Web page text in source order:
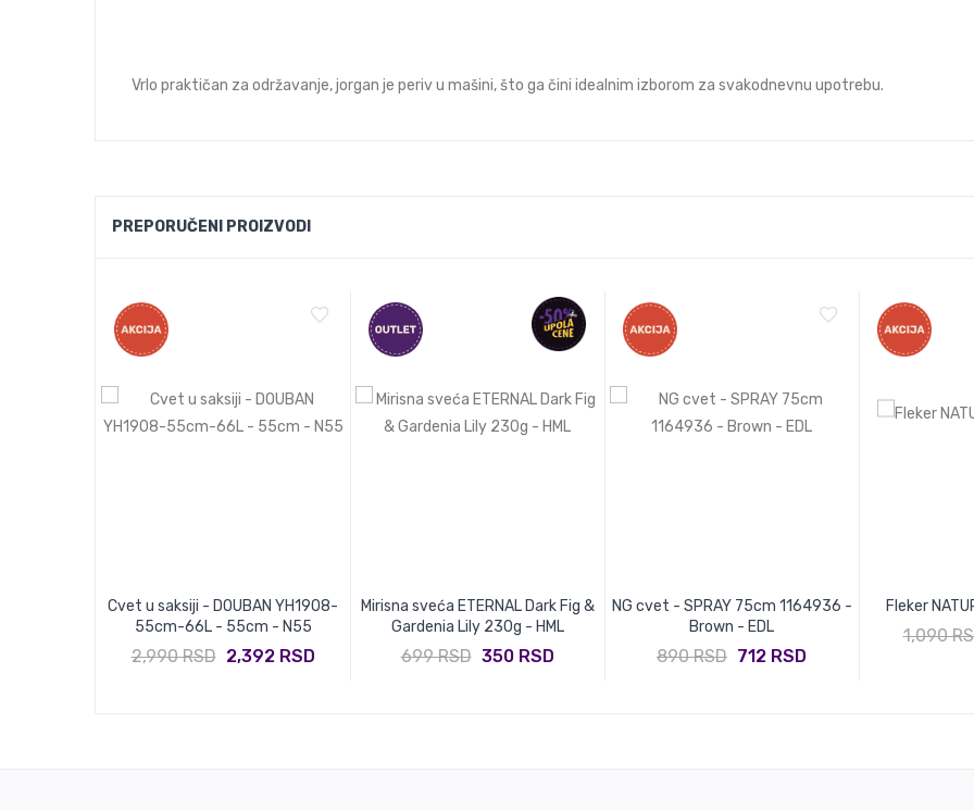
Vrlo praktičan za održavanje, jorgan je periv u mašini, što ga čini idealnim izborom za svakodnevnu upotrebu.
PREPORUČENI PROIZVODI
Cvet u saksiji - DOUBAN YH1908-
55cm-66L - 55cm - N55
2,990 RSD 2,392 RSD
Mirisna sveća ETERNAL Dark Fig &
Gardenia Lily 230g - HML
699 RSD 350 RSD
NG cvet - SPRAY 75cm 1164936 -
Brown - EDL
890 RSD 712 RSD
Fleker
1,090